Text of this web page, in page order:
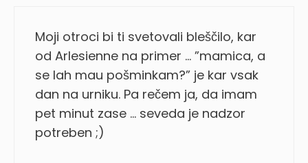
Moji otroci bi ti svetovali bleščilo, kar
od Arlesienne na primer … ”mamica, a
se lah mau pošminkam?” je kar vsak
dan na urniku. Pa rečem ja, da imam
pet minut zase … seveda je nadzor
potreben ;)